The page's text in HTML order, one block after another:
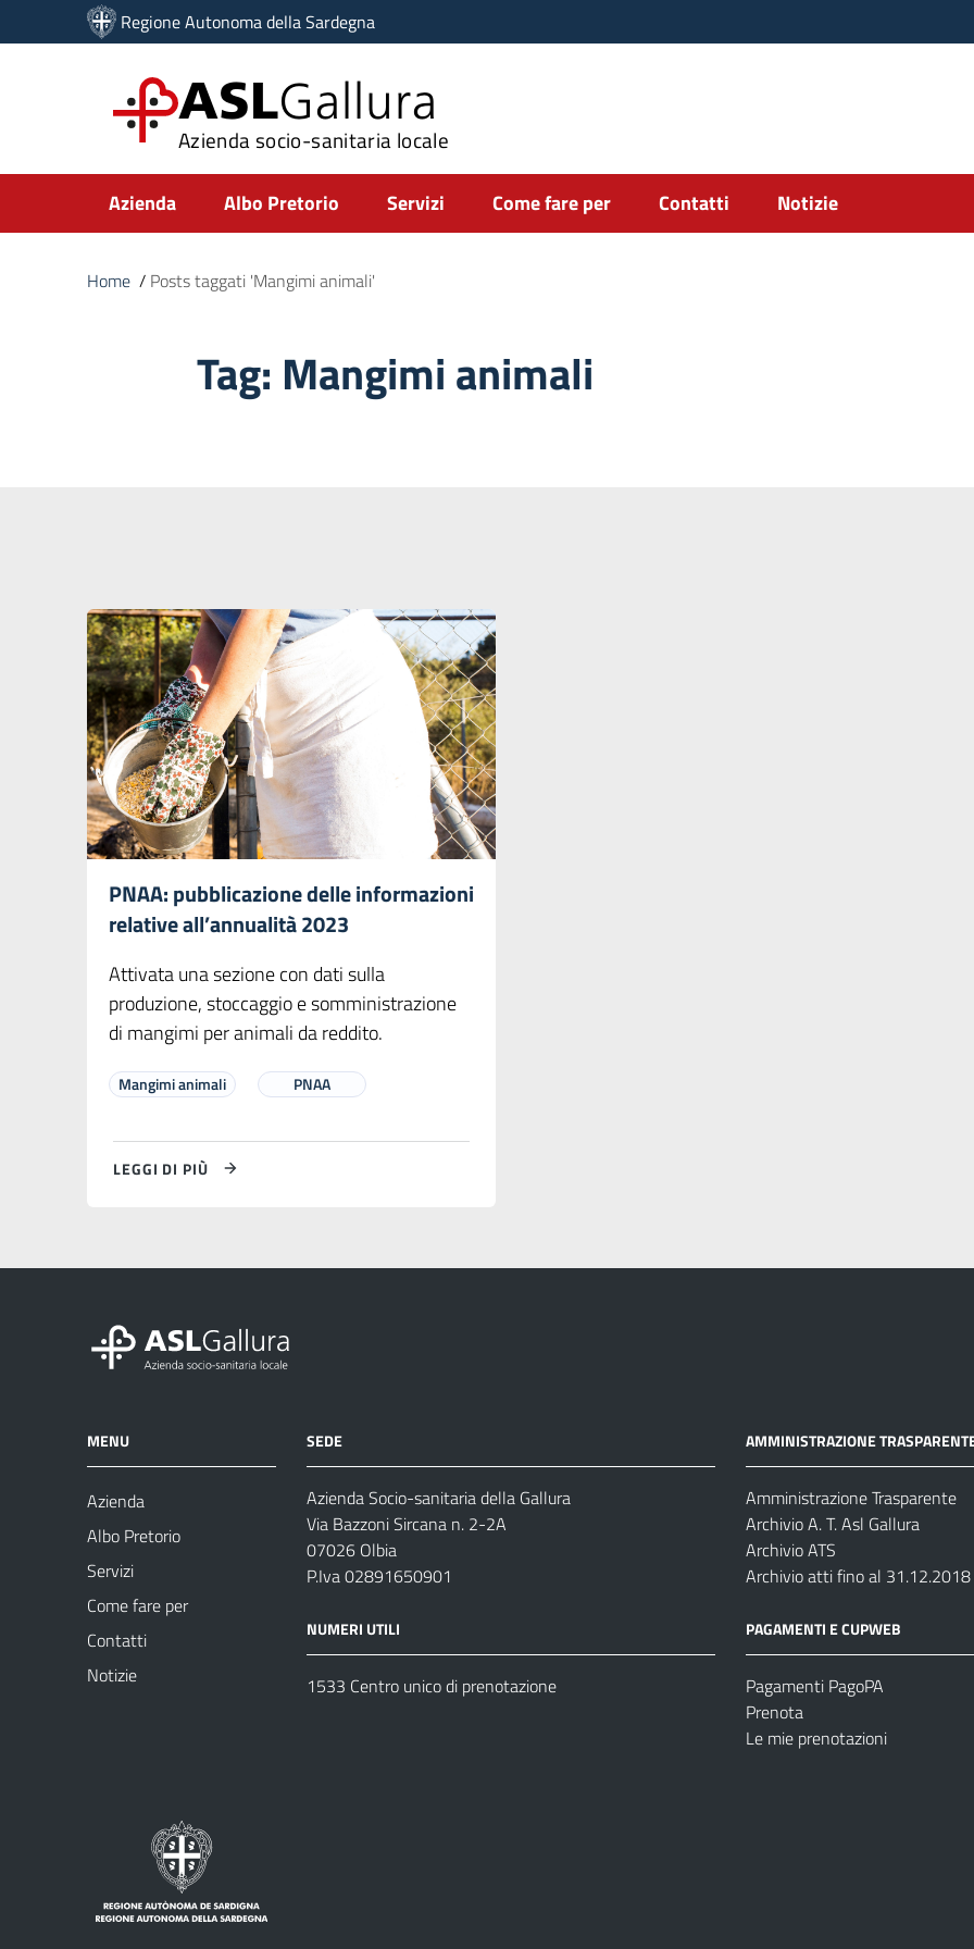
Vai ai contenuti
Vai al menu di navigazione
Regione Autonoma della Sardegna
ASLGallura
Azienda socio-sanitaria locale
Submenu
Azienda Albo Pretorio Servizi Come fare per Contatti Notizie
Home / Posts taggati 'Mangimi animali'
Tag: Mangimi animali
PNAA: pubblicazione delle informazioni
relative all’annualità 2023
Attivata una sezione con dati sulla
produzione, stoccaggio e somministrazione
di mangimi per animali da reddito.
Mangimi animali PNAA
LEGGI DI PIÙ
MENU
Azienda
Albo Pretorio
Servizi
Come fare per
Contatti
Notizie
SEDE
Azienda Socio-sanitaria della Gallura
Via Bazzoni Sircana n. 2-2A
07026 Olbia
P.Iva 02891650901
NUMERI UTILI
1533 Centro unico di prenotazione
AMMINISTRAZIONE
Amministrazione Trasparente
Archivio A. T. Asl Gallura
Archivio ATS
Archivio atti fino al 31.12.2018
PAGAMENTI E CUPWEB
Pagamenti PagoPA
Prenota
Le mie prenotazioni